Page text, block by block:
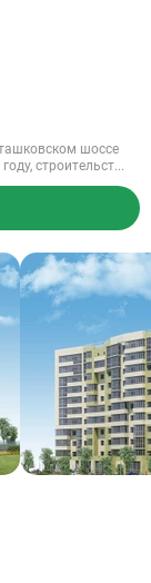
шоссе
строительст...